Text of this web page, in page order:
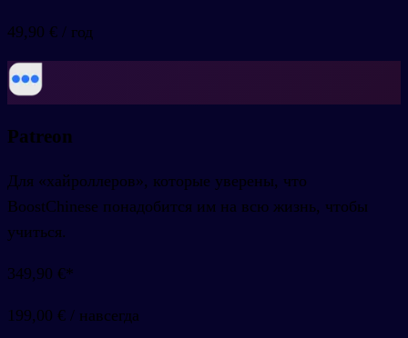
49,90 € / год
Patreon
Для «хайроллеров», которые уверены, что
BoostChinese понадобится им на всю жизнь, чтобы
учиться.
349,90 €*
199,00 € / навсегда